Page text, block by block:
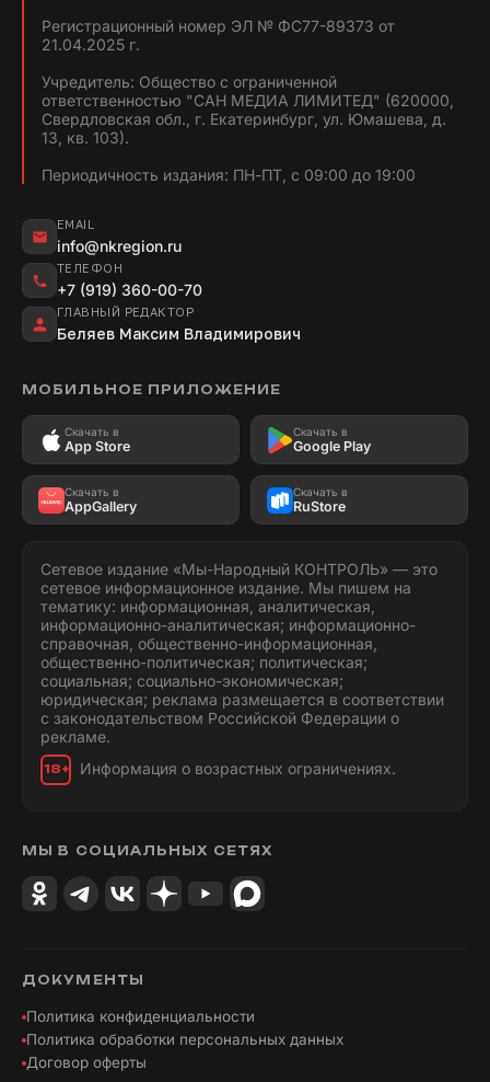
Регистрационный номер ЭЛ № ФС77-89373 от
21.04.2025 г.
Учредитель: Общество с ограниченной
ответственностью "САН МЕДИА ЛИМИТЕД" (620000,
Свердловская обл., г. Екатеринбург, ул. Юмашева, д.
13, кв. 103).
Периодичность издания: ПН-ПТ, с 09:00 до 19:00
EMAIL
info@nkregion.ru
ТЕЛЕФОН
+7 (919) 360-00-70
ГЛАВНЫЙ РЕДАКТОР
Беляев Максим Владимирович
МОБИЛЬНОЕ ПРИЛОЖЕНИЕ
Скачать в
App Store
Скачать в
Google Play
Скачать в
AppGallery
Скачать в
RuStore
Сетевое издание «Мы-Народный КОНТРОЛЬ» — это
сетевое информационное издание. Мы пишем на
тематику: информационная, аналитическая,
информационно-аналитическая; информационно-
справочная, общественно-информационная,
общественно-политическая; политическая;
социальная; социально-экономическая;
юридическая; реклама размещается в соответствии
с законодательством Российской Федерации о
рекламе.
18+ Информация о возрастных ограничениях.
МЫ В СОЦИАЛЬНЫХ СЕТЯХ
ДОКУМЕНТЫ
Политика конфиденциальности
Политика обработки персональных данных
Договор оферты